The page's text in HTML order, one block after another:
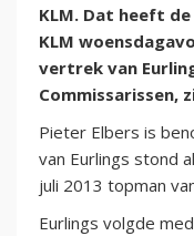
KLM. Dat heeft de
KLM
vertrek van
Commissarissen,
Pieter Elbers is
van Eurlings stond
juli 2013 topman
Eurlings volgde